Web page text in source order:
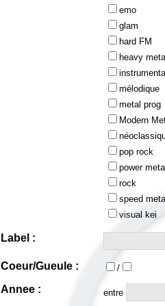
emo
glam
hard FM
heavy
mélodique
metal prog
Modern
pop rock
power
rock
speed
visual kei
Label :
Coeur/Gueule : /
Annee : entre